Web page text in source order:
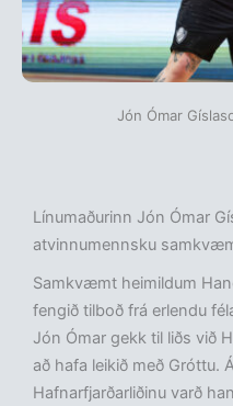
Jón Ómar
Línumaðurinn Jón Ómar
atvinnumennsku
Samkvæmt heimildum
fengið tilboð frá erlendu
Jón Ómar gekk til liðs við
að hafa leikið með Gróttu.
Hafnarfjarðarliðinu varð